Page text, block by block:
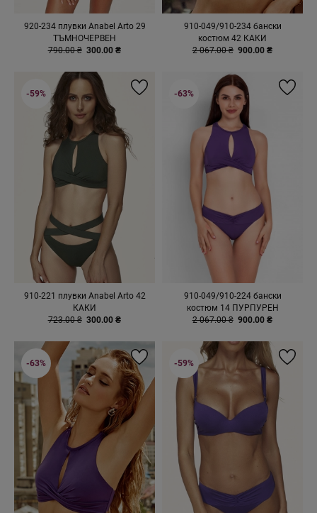
920-234 плувки Anabel Arto 29
ТЪМНОЧЕРВЕН
790.00 ₴ 300.00 ₴
910-049/910-234 бански
костюм 42 КАКИ
2 067.00 ₴ 900.00 ₴
910-221 плувки Anabel Arto 42
КАКИ
723.00 ₴ 300.00 ₴
-59%
910-049/910-224 бански
костюм 14 ПУРПУРЕН
2 067.00 ₴ 900.00 ₴
-63%
-63% -59%